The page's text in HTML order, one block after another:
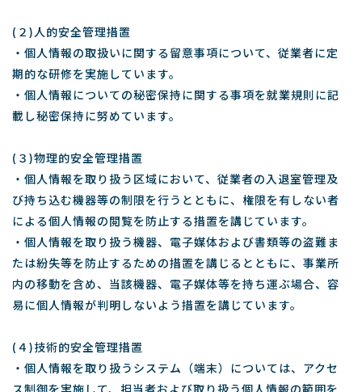
(２)人的安全管理措置
・個人情報の取扱いに関する留意事項について、従業者に定
期的な研修を実施しています。
・個人情報についての秘密保持に関する事項を就業規則に記
載し秘密保持に努めています。
(３)物理的安全管理措置
・個人情報を取り扱う区域において、従業者の入退室管理及
び持ち込む機器等の制限を行うとともに、権限を有しない者
による個人情報の閲覧を防止する措置を講じています。
・個人情報を取り扱う機器、電子媒体および書類等の盗難ま
たは紛失等を防止するための措置を講じるとともに、事業所
内の移動を含め、当該機器、電子媒体等を持ち運ぶ場合、容
易に個人情報が判明しないよう措置を講じています。
(４)技術的安全管理措置
・個人情報を取り扱うシステム（端末）については、アクセ
ス制御を実施して、担当者および取り扱う個人情報の範囲を